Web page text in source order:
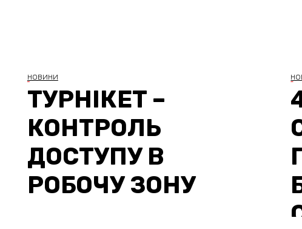
НОВИНИ
ТУРНІКЕТ –
КОНТРОЛЬ
ДОСТУПУ В
РОБОЧУ ЗОНУ